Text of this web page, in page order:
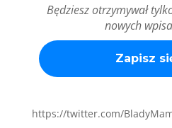
Będziesz otrzymywał
nowych
https://twitter.com/